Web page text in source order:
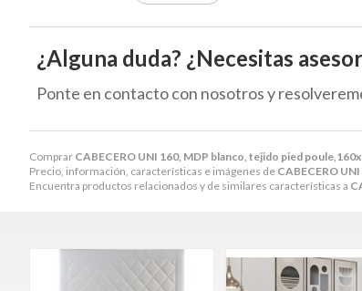
Comprar CABECERO UNI 160, MDP blanco, tejido pied
Precio, información, características e imágenes de CABECERO
Encuentra productos relacionados y de similares características a
¿Alguna duda? ¿Necesitas
Ponte en contacto con nosotros y